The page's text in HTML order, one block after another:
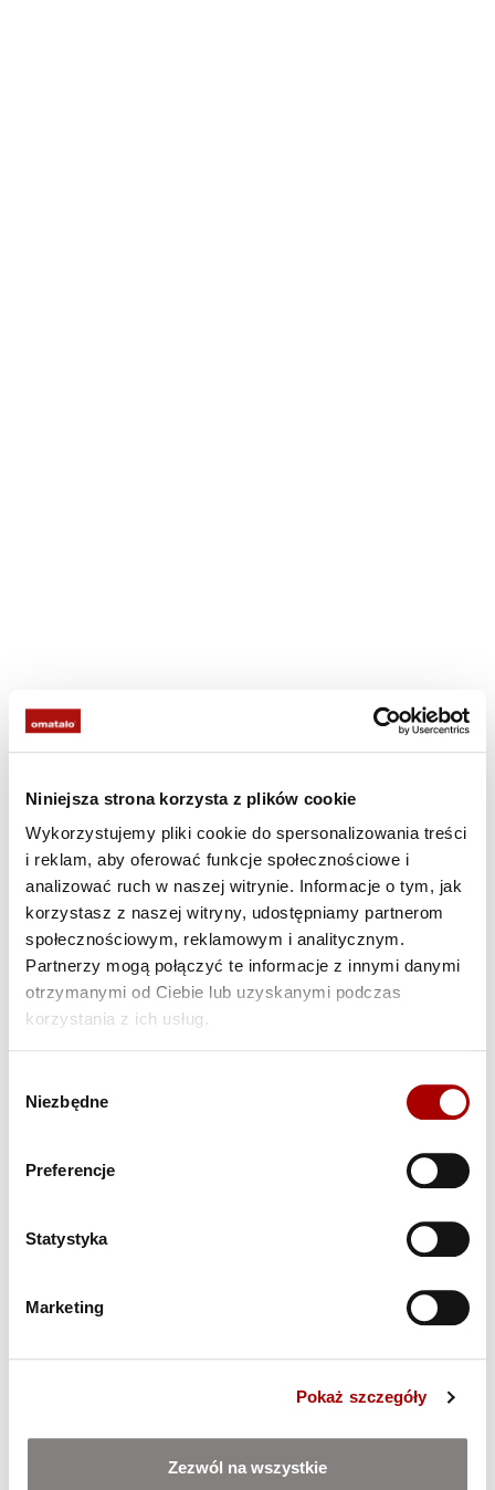
Niniejsza strona korzysta z plików cookie
Wykorzystujemy pliki cookie do spersonalizowania treści
i reklam, aby oferować funkcje społecznościowe i
analizować ruch w naszej witrynie. Informacje o tym, jak
korzystasz z naszej witryny, udostępniamy partnerom
społecznościowym, reklamowym i analitycznym.
Partnerzy mogą połączyć te informacje z innymi danymi
otrzymanymi od Ciebie lub uzyskanymi podczas
korzystania z ich usług.
zgody
Niezbędne
Preferencje
Statystyka
Marketing
Pokaż szczegóły
Zezwól na wszystkie